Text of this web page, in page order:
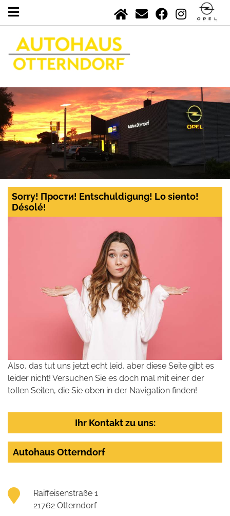
Sorry! Прости! Entschuldigung! Lo siento!
Désolé!
Also, das tut uns jetzt echt leid, aber diese Seite gibt es
leider nicht! Versuchen Sie es doch mal mit einer der
tollen Seiten, die Sie oben in der Navigation finden!
Ihr Kontakt zu uns:
Autohaus Otterndorf
Raiffeisenstraße 1
21762 Otterndorf